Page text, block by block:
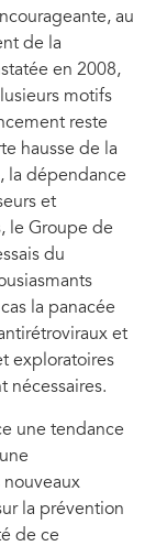
au
de la
en 2008,
motifs
reste
hausse de la
la dépendance
et
le Groupe de
du
la panacée
et
exploratoires
nécessaires.
une tendance
la prévention
de ce